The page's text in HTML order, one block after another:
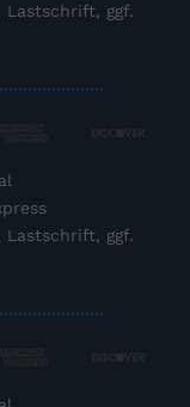
Lastschrift, ggf.
Lastschrift, ggf.